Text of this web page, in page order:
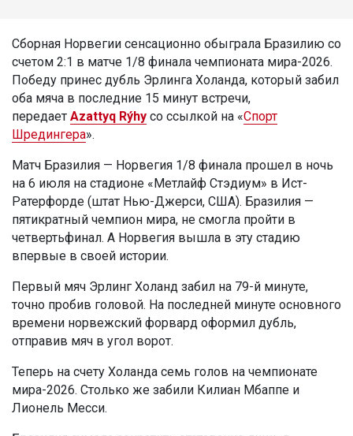
Сборная Норвегии сенсационно обыграла Бразилию со
счетом 2:1 в матче 1/8 финала чемпионата мира-2026.
Победу принес дубль Эрлинга Холанда, который забил
оба мяча в последние 15 минут встречи,
передает Azattyq Rýhy со ссылкой на «Спорт
Шредингера».
Матч Бразилия — Норвегия 1/8 финала прошел в ночь
на 6 июля на стадионе «Метлайф Стэдиум» в Ист-
Ратерфорде (штат Нью-Джерси, США). Бразилия —
пятикратный чемпион мира, не смогла пройти в
четвертьфинал. А Норвегия вышла в эту стадию
впервые в своей истории.
Первый мяч Эрлинг Холанд забил на 79-й минуте,
точно пробив головой. На последней минуте основного
времени норвежский форвард оформил дубль,
отправив мяч в угол ворот.
Теперь на счету Холанда семь голов на чемпионате
мира-2026. Столько же забили Килиан Мбаппе и
Лионель Месси.